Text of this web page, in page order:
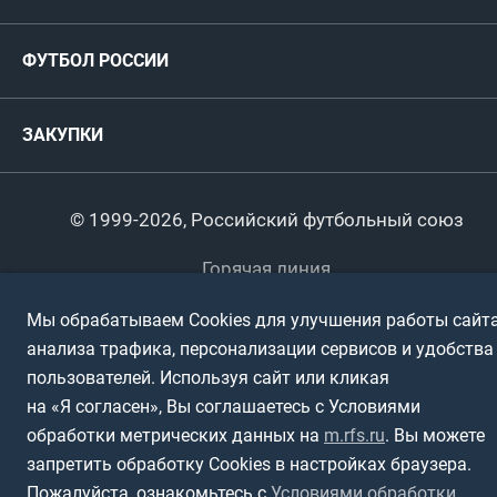
Титулы и трофеи
Международные
Турниры клубов
Регионы
ФУТБОЛ РОССИИ
Пляжный
ПОДА-футбол
Футбольное двоеборье
Интерактивный
Любители
Спортшколы
Дети
Спортсмены с ОВЗ
ЗАКУПКИ
© 1999-2026, Российский футбольный союз
Горячая линия
Политика обработки персональных данных
Использование информации
Полная версия сайта
Мы обрабатываем Cookies для улучшения работы
анализа трафика, персонализации сервисов и удобства
пользователей. Используя сайт или кликая
на «Я согласен», Вы соглашаетесь с Условиями
обработки метрических данных на m.rfs.ru. Вы можете
запретить обработку Cookies в настройках браузера.